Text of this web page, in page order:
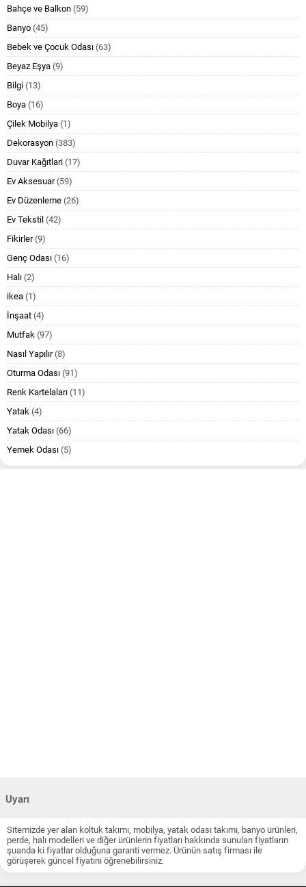
Bahçe ve Balkon (59)
Banyo (45)
Bebek ve Çocuk Odası (63)
Beyaz Eşya (9)
Bilgi (13)
Boya (16)
Çilek Mobilya (1)
Dekorasyon (383)
Duvar Kağıtlari (17)
Ev Aksesuar(59)
Ev Düzenleme (26)
Ev Tekstil (42)
Fikirler(9)
Genç Odası (16)
Halı (2)
ikea (1)
İnşaat (4)
Mutfak (97)
Nasıl Yapılır(8)
Oturma Odası (91)
Renk Kartelaları (11)
Yatak (4)
Yatak Odası (66)
Yemek Odası (5)
Uyarı
Sitemizde yer alan koltuk takımı, mobilya, yatak odası takımı, banyo ürünleri,
perde, halı modelleri ve diğer ürünlerin fiyatları hakkında sunulan fiyatların
şuanda ki fiyatlar olduğuna garanti vermez. Ürünün satış firması ile
görüşerek güncel fiyatını öğrenebilirsiniz.